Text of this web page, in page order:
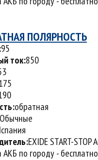
ПОЛЯРНОСТЬ
95
ток:850
обратная
Обычные
EXIDE START-STOP
АКБ по городу -